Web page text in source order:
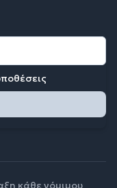
κάθε νόμιμου